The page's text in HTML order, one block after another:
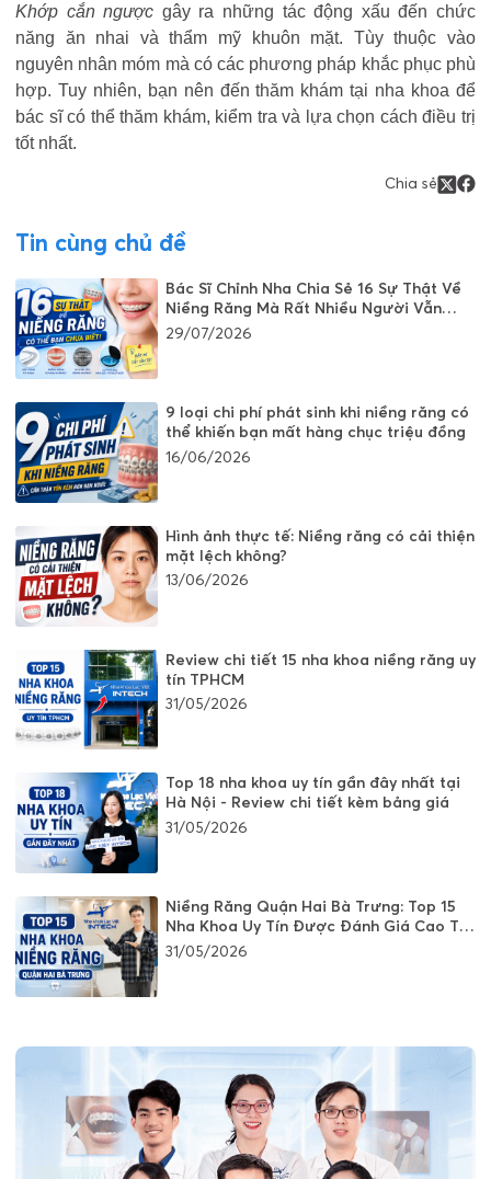
Khớp cắn ngược gây ra những tác động xấu đến chức
năng ăn nhai và thẩm mỹ khuôn mặt. Tùy thuộc vào
nguyên nhân móm mà có các phương pháp khắc phục phù
hợp. Tuy nhiên, bạn nên đến thăm khám tại nha khoa để
bác sĩ có thể thăm khám, kiểm tra và lựa chọn cách điều trị
tốt nhất.
Chia sẻ
Tin cùng chủ đề
Bác Sĩ Chỉnh Nha Chia Sẻ 16 Sự Thật Về
Niềng Răng Mà Rất Nhiều Người Vẫn
Đang Hiểu Sai
29/07/2026
9 loại chi phí phát sinh khi niềng răng có
thể khiến bạn mất hàng chục triệu đồng
16/06/2026
Hình ảnh thực tế: Niềng răng có cải thiện
mặt lệch không?
13/06/2026
Review chi tiết 15 nha khoa niềng răng uy
tín TPHCM
31/05/2026
Top 18 nha khoa uy tín gần đây nhất tại
Hà Nội - Review chi tiết kèm bảng giá
31/05/2026
Niềng Răng Quận Hai Bà Trưng: Top 15
Nha Khoa Uy Tín Được Đánh Giá Cao Tại
Hà Nội
31/05/2026